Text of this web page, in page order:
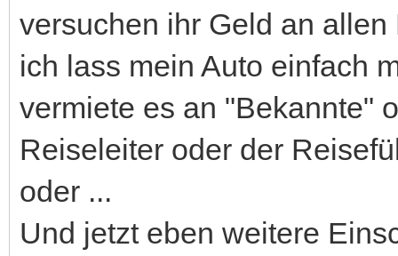
versuchen ihr Geld an
ich lass mein Auto einfach
vermiete es an "Bekannte"
Reiseleiter oder der
oder ...
Und jetzt eben weitere